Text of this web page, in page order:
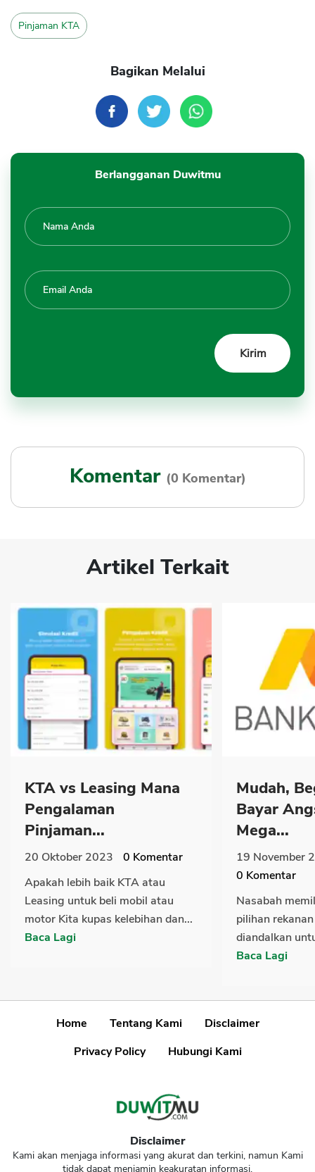
Pinjaman KTA
Bagikan Melalui
Berlangganan Duwitmu
Komentar (0 Komentar)
Artikel Terkait
KTA vs Leasing Mana
Pengalaman
Pinjaman...
20 Oktober 2023 0 Komentar
Apakah lebih baik KTA atau
Leasing untuk beli mobil atau
motor Kita kupas kelebihan dan...
Baca Lagi
Mudah,
Bayar
Mega...
19 November
0 Komentar
Nasabah
pilihan
diandalkan
Baca Lagi
Home Tentang Kami
Disclaimer
Privacy Policy
Hubungi Kami
Disclaimer
Kami akan menjaga informasi yang akurat dan terkini, namun Kami
tidak dapat menjamin keakuratan informasi.